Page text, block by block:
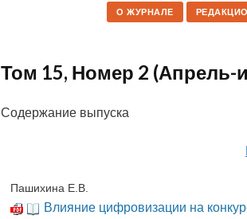
О ЖУРНАЛЕ
Том 15, Номер 2 (Апрель-
Содержание выпуска
Пашихина Е.В.
Влияние цифровизации на